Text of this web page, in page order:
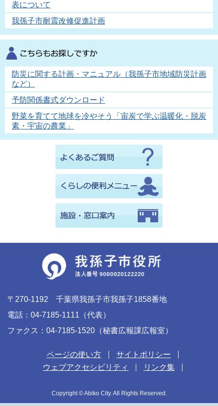
表について
我孫子市耐震改修促進計画
防災に関する計画・マニュアル（我孫子市地域防災計画
など）
予防関係書式ダウンロード
野菜を育てて地球を冷やそう「宙炭で学ぶ温暖化・脱炭
素・宇宙の農業」
〒270-1192 千葉県我孫子市我孫子1858番地
電話：04-7185-1111（代表）
ファクス：04-7185-1520（秘書広報課広報室）
ページの使い方
サイトポリシー
ウェブアクセシビリティ
リンク集
Copyright © Abiko City. All Rights Reserved.